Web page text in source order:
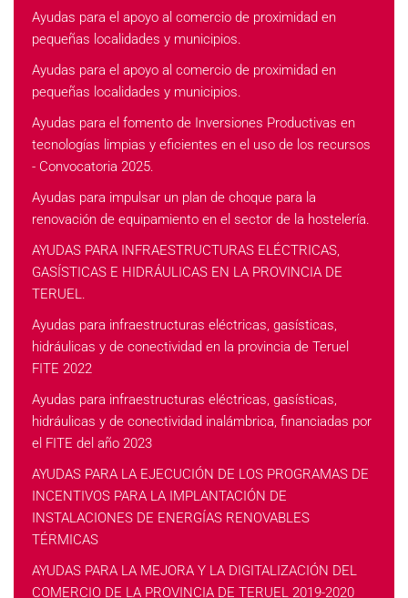
Ayudas para el apoyo al comercio de proximidad en
pequeñas localidades y municipios.
Ayudas para el apoyo al comercio de proximidad en
pequeñas localidades y municipios.
Ayudas para el fomento de Inversiones Productivas en
tecnologías limpias y eficientes en el uso de los recursos
- Convocatoria 2025.
Ayudas para impulsar un plan de choque para la
renovación de equipamiento en el sector de la hostelería.
AYUDAS PARA INFRAESTRUCTURAS ELÉCTRICAS,
GASÍSTICAS E HIDRÁULICAS EN LA PROVINCIA DE
TERUEL.
Ayudas para infraestructuras eléctricas, gasísticas,
hidráulicas y de conectividad en la provincia de Teruel
FITE 2022
Ayudas para infraestructuras eléctricas, gasísticas,
hidráulicas y de conectividad inalámbrica, financiadas por
el FITE del año 2023
AYUDAS PARA LA EJECUCIÓN DE LOS PROGRAMAS DE
INCENTIVOS PARA LA IMPLANTACIÓN DE
INSTALACIONES DE ENERGÍAS RENOVABLES
TÉRMICAS
AYUDAS PARA LA MEJORA Y LA DIGITALIZACIÓN DEL
COMERCIO DE LA PROVINCIA DE TERUEL 2019-2020